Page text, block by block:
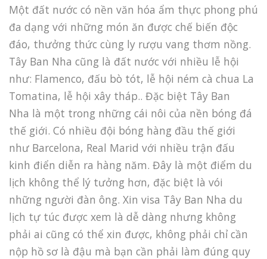
Một đất nước có nền văn hóa ẩm thực phong phú
đa dạng với những món ăn được chế biến độc
đáo, thưởng thức cùng ly rượu vang thơm nồng.
Tây Ban Nha cũng là đất nước với nhiều lễ hội
như: Flamenco, đấu bò tót, lễ hội ném cà chua La
Tomatina, lễ hội xây tháp.. Đặc biệt Tây Ban
Nha là một trong những cái nôi của nền bóng đá
thế giới. Có nhiều đội bóng hàng đầu thế giới
như Barcelona, Real Marid với nhiều trận đấu
kinh điển diễn ra hàng năm. Đây là một điểm du
lịch không thể lý tưởng hơn, đặc biệt là vói
những người đàn ông. Xin visa Tây Ban Nha du
lịch tự túc được xem là dễ dàng nhưng không
phải ai cũng có thể xin được, không phải chỉ cần
nộp hồ sơ là đậu mà bạn cần phải làm đúng quy